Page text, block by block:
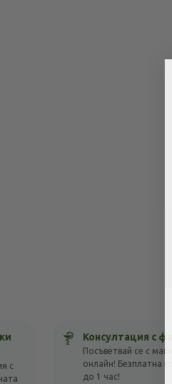
с
Консултация с
Посъветвай се с
онлайн! Безплатна
до 1 час!